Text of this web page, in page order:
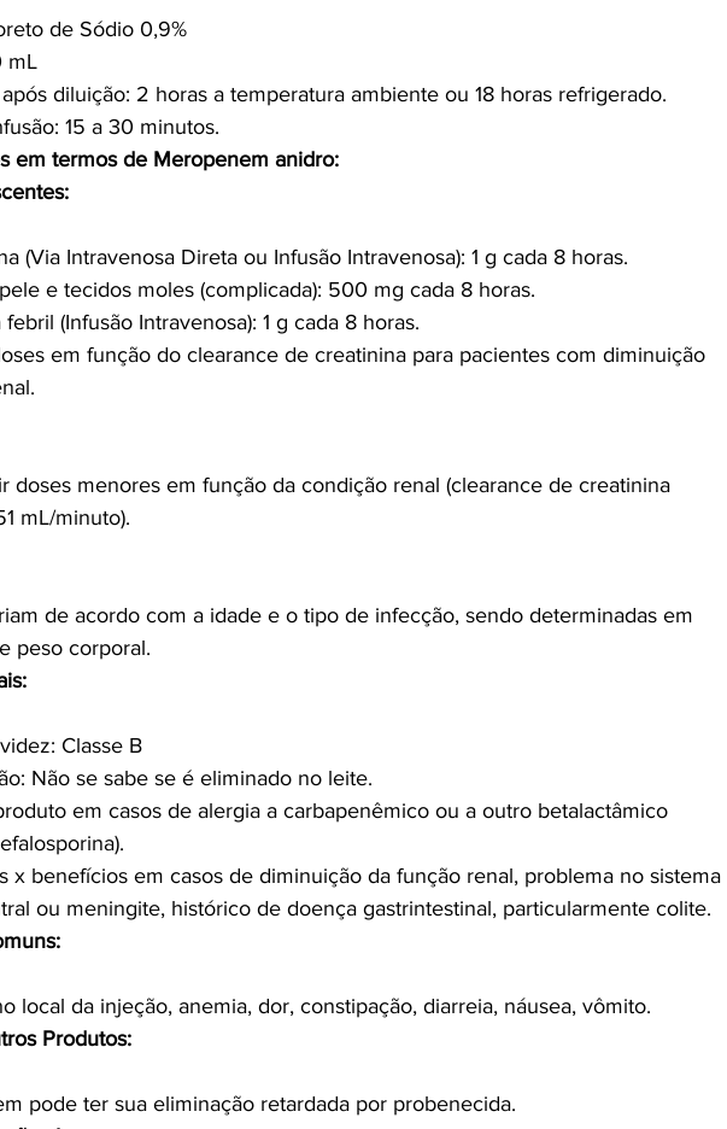
de Sódio 0,9%
mL
diluição: 2 horas a temperatura ambiente ou 18 horas refrigerado.
15 a 30 minutos.
em termos de Meropenem anidro:
(Via Intravenosa Direta ou Infusão Intravenosa): 1 g cada 8 horas.
e tecidos moles (complicada): 500 mg cada 8 horas.
(Infusão Intravenosa): 1 g cada 8 horas.
em função do clearance de creatinina para pacientes com diminuição
doses menores em função da condição renal (clearance de creatinina
mL/minuto).
de acordo com a idade e o tipo de infecção, sendo determinadas em
peso corporal.
Classe B
Não se sabe se é eliminado no leite.
em casos de alergia a carbapenêmico ou a outro betalactâmico
x benefícios em casos de diminuição da função renal, problema no sistema
ou meningite, histórico de doença gastrintestinal, particularmente colite.
local da injeção, anemia, dor, constipação, diarreia, náusea, vômito.
Produtos:
pode ter sua eliminação retardada por probenecida.